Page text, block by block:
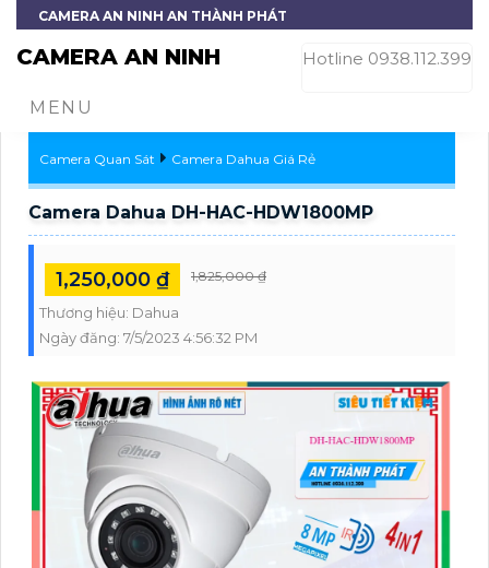
CAMERA AN NINH AN THÀNH PHÁT
CAMERA AN NINH Hotline 0938.112.399
MENU
Camera Quan Sát Camera Dahua Giá Rẻ
Camera Dahua DH-HAC-HDW1800MP
1,250,000 ₫ 1,825,000 ₫
Thương hiệu: Dahua
Ngày đăng: 7/5/2023 4:56:32 PM